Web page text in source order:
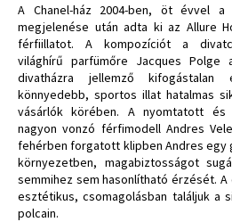
A Chanel-ház 2004-ben, öt évvel a
megjelenése után adta ki az Allure
férfiillatot. A kompozíciót a
világhírű parfümőre Jacques Polge
divatházra jellemző kifogástalan
könnyedebb, sportos illat hatalmas
vásárlók körében. A nyomtatott és
nagyon vonzó férfimodell Andres
fehérben forgatott klipben Andres egy
környezetben, magabiztosságot
semmihez sem hasonlítható érzését.
esztétikus, csomagolásban találjuk a
polcain.